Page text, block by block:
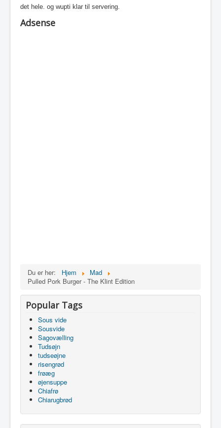
det hele. og wupti klar til servering.
Adsense
Du er her: Hjem
Mad
Pulled Pork Burger - The Klint Edition
Popular Tags
Sous vide
Sousvide
Sagovælling
Tudsøjn
tudseøjne
risengrød
frøæg
øjensuppe
Chiafrø
Chiarugbrød